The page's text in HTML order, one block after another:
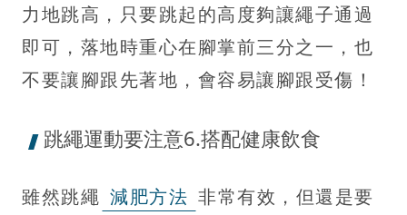
力地跳高，只要跳起的高度夠讓繩子通過
即可，落地時重心在腳掌前三分之一，也
不要讓腳跟先著地，會容易讓腳跟受傷！
跳繩運動要注意6.搭配健康飲食
雖然跳繩 減肥方法 非常有效，但還是要